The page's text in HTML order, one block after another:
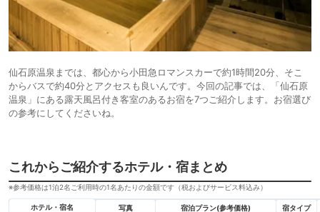
仙石原温泉までは、都心から小田急ロマンスカーで約1時間20分、そこ
からバスで約40分とアクセスも良いんです。今回の記事では、「仙石原
温泉」にある露天風呂付き客室のあるお宿を7つご紹介します。お宿選び
の参考にしてくださいね。
これからご紹介するホテル・宿まとめ
※参考価格は1泊2名ご利用時の1名あたりの金額です（税およびサービス料込み）
ホテル・宿名 写真 宿泊プラン(参考価格) 宿タイプ